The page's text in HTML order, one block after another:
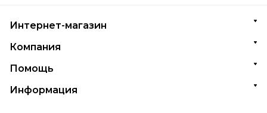
Интернет-магазин
Компания
Помощь
Информация